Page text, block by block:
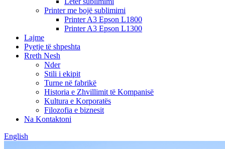
Printer me bojë sublimimi
Printer A3 Epson L1800
Printer A3 Epson L1300
Lajme
Pyetje të shpeshta
Rreth Nesh
Nder
Stili i ekipit
Turne në fabrikë
Historia e Zhvillimit të Kompanisë
Kultura e Korporatës
Filozofia e biznesit
Na Kontaktoni
English